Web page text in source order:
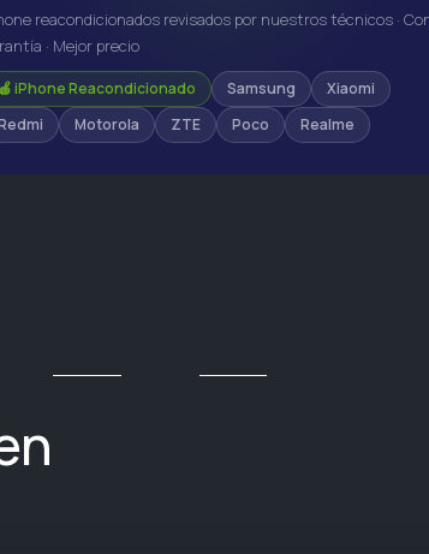
reacondicionados revisados por nuestros técnicos ·
· Mejor precio
🍎 iPhone Reacondicionado Samsung
Xiaomi
Motorola ZTE Poco Realme